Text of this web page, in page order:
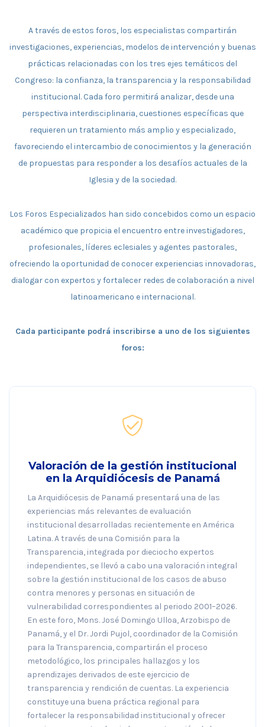
A través de estos foros, los especialistas compartirán
investigaciones, experiencias, modelos de intervención y buenas
prácticas relacionadas con los tres ejes temáticos del
Congreso: la confianza, la transparencia y la responsabilidad
institucional. Cada foro permitirá analizar, desde una
perspectiva interdisciplinaria, cuestiones específicas que
requieren un tratamiento más amplio y especializado,
favoreciendo el intercambio de conocimientos y la generación
de propuestas para responder a los desafíos actuales de la
Iglesia y de la sociedad.
Los Foros Especializados han sido concebidos como un espacio
académico que propicia el encuentro entre investigadores,
profesionales, líderes eclesiales y agentes pastorales,
ofreciendo la oportunidad de conocer experiencias innovadoras,
dialogar con expertos y fortalecer redes de colaboración a nivel
latinoamericano e internacional.
Cada participante podrá inscribirse a uno de los siguientes
foros:
Valoración de la gestión institucional
en la Arquidiócesis de Panamá
La Arquidiócesis de Panamá presentará una de las
experiencias más relevantes de evaluación
institucional desarrolladas recientemente en América
Latina. A través de una Comisión para la
Transparencia, integrada por dieciocho expertos
independientes, se llevó a cabo una valoración integral
sobre la gestión institucional de los casos de abuso
contra menores y personas en situación de
vulnerabilidad correspondientes al periodo 2001–2026.
En este foro, Mons. José Domingo Ulloa, Arzobispo de
Panamá, y el Dr. Jordi Pujol, coordinador de la Comisión
para la Transparencia, compartirán el proceso
metodológico, los principales hallazgos y los
aprendizajes derivados de este ejercicio de
transparencia y rendición de cuentas. La experiencia
constituye una buena práctica regional para
fortalecer la responsabilidad institucional y ofrecer